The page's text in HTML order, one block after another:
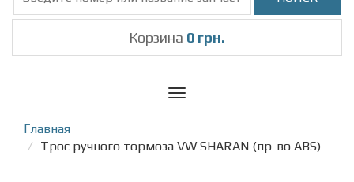
Корзина 0 грн.
Toggle
Главная
Трос ручного тормоза VW SHARAN (пр-во ABS)